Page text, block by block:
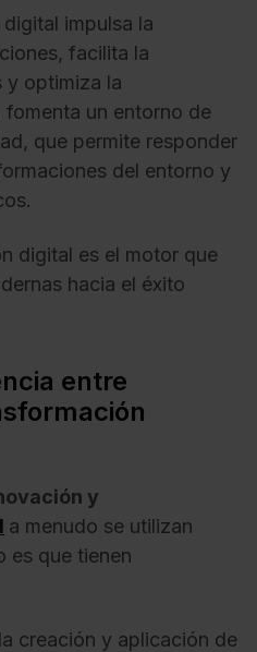
impulsa la
facilita la
y optimiza la
un entorno de
que permite responder
del entorno y
digital es el motor que
hacia el éxito
entre
y
a menudo se utilizan
es que tienen
creación y aplicación de